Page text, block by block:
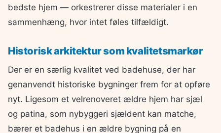
bedste hjem — orkestrerer disse materialer i en
sammenhæng, hvor intet føles tilfældigt.
Historisk arkitektur som kvalitetsmarkør
Der er en særlig kvalitet ved badehuse, der har
genanvendt historiske bygninger frem for at opføre
nyt. Ligesom et velrenoveret ældre hjem har sjæl
og patina, som nybyggeri sjældent kan matche,
bærer et badehus i en ældre bygning på en